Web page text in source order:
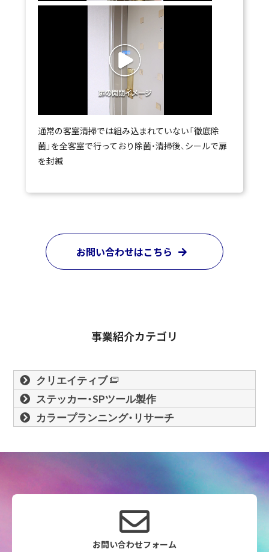
通常の客室清掃では組み込まれていない「徹底除
菌」を全客室で行っており除菌・清掃後、シールで扉
を封緘
お問い合わせはこちら
事業紹介カテゴリ
クリエイティブ
ステッカー・SPツール製作
カラープランニング・リサーチ
お問い合わせフォーム